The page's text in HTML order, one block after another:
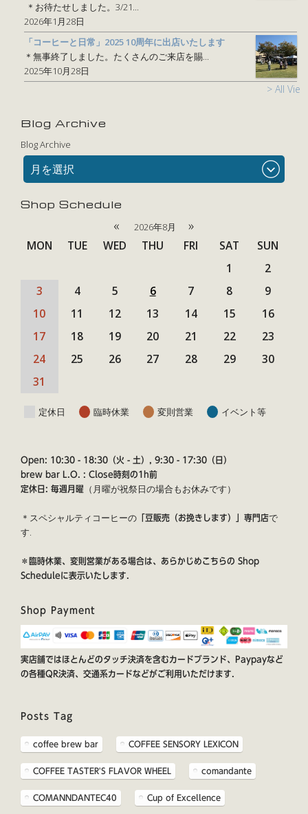
＊お待たせしました。3/21...
2026年1月28日
「コーヒーと日常」2025 10周年に出店いたします
＊無事終了しました。たくさんのご来店を賜...
2025年10月28日
> All View
Blog Archive
Blog Archive
月を選択
Shop Schedule
« 2026年8月 »
MON TUE WED THU FRI SAT
SUN
1
2
3
4 5 6 7 8
9
10
11 12 13 14 15
16
17
18 19 20 21 22
23
24
25 26 27 28 29
30
31
定休日 臨時休業 変則営業 イベント等
Open: 10:30 - 18:30（火 - 土）, 9:30 - 17:30（日）
brew bar L.O. : Close時刻の1h前
定休日: 毎週月曜
（月曜が祝祭日の場合もお休みです）
＊スペシャルティコーヒーの「豆販売（お挽きします）」専門店で
す.
＊臨時休業、変則営業がある場合は、あらかじめこちらの Shop
Scheduleに表示いたします.
Shop Payment
実店舗ではほとんどのタッチ決済を含むカードブランド、Paypayなど
の各種QR決済、交通系カードなどがご利用いただけます.
Posts Tag
coffee brew bar COFFEE SENSORY LEXICON
COFFEE TASTER'S FLAVOR WHEEL comandante
COMANNDANTEC40 Cup of Excellence